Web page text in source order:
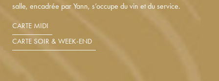
salle, encadrée par Yann, s’occupe du vin et du service.
CARTE MIDI
CARTE SOIR & WEEK-END